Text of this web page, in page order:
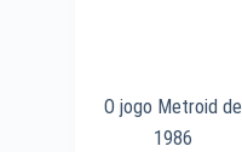
O jogo Metroid de
1986